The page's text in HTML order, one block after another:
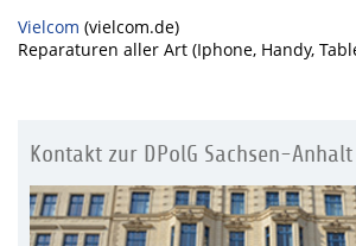
Vielcom (vielcom.de)
Reparaturen aller Art (Iphone, Handy,
Kontakt zur DPolG Sachsen-Anhalt